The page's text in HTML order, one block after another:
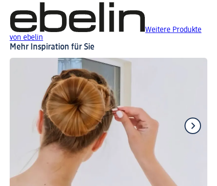
Weitere Produkte
von ebelin
Mehr Inspiration für Sie